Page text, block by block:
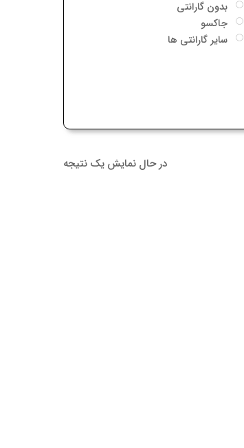
بدون گارانتی
جاکسو
سایر گارانتی ها
در حال نمایش یک نتیجه